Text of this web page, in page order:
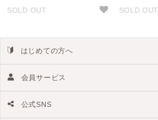
SOLD OUT SOLD OUT
はじめての方へ
会員サービス
公式SNS